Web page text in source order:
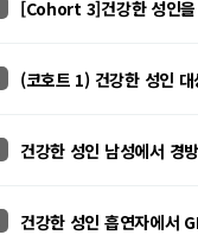
[Cohort 3]건강한 성인을
(코호트 1) 건강한 성인
건강한 성인 남성에서
건강한 성인 흡연자에서